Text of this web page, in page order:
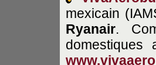
mexicain
Ryanair.